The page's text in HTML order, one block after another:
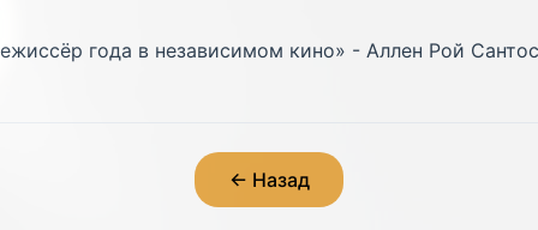
года в независимом кино» - Аллен Рой Сантос
← Назад